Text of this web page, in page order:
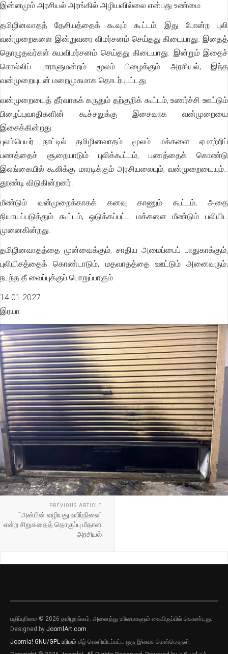
இன்னமும் அரசியல் அரங்கில் அழியவில்லை என்பது உண்மை.
தமிழினவாதத் தேசியத்தைக் கூவும் கூட்டம், இது போன்ற புலி
வன்முறைகளை இன்றுவரை விமர்சனம் செய்தது கிடையாது. இதைத்
தொழுதவர்கள் சுயவிமர்சனம் செய்தது கிடையாது. இன்றும் இதைச்
சொல்லிப் பாராளுமன்றம் மூலம் பிழைக்கும் அரசியல், இந்த
வன்முறையுடன் மறைமுகமாக தொடர்புபட்டது.
வன்முறையைத் தீர்வாகக் கருதும் தற்குறிக் கூட்டம், உணர்ச்சி ஊட்டும்
பிழைப்புவாதிகளின் கூச்சலுக்கு இசைவாக வன்முறையை
இசைக்கின்றது.
புலம்பெயர் நாட்டில் தமிழினவாதம் மூலம் மக்களை ஏமாற்றிப்
பணத்தைச் சூறையாடும் புலிக்கூட்டம், பணத்தைக் கொண்டு
இலங்கையில் கூலிக்கு மாரடிக்கும் அரசியலையும், வன்முறையையும்..
தூண்டி விடுகின்றனர்.
மீண்டும் வன்முறைக்காகக் கனவு காணும் கூட்டம், அதை
நியாயப்படுத்தும் கூட்டம், ஒடுக்கப்பட்ட மக்களை மீண்டும் பலியிட
முனைகின்றது.
தமிழினவாதத்தை முன்வைக்கும், சாதிய அமைப்பைப் பாதுகாக்கும்,
புலியிசத்தைக் கொண்டாடும், மதவாதத்தை ஊட்டும் அனைவரும்,
நடந்த தீ வைப்புக்குப் பொறுப்பாகும்.
14.01.2027
இரயா
PREVIOUS ARTICLE
"அன்பின் வழியது உயிர்நிலை"
என்ற சிறுகதைத் தொகுப்பு மீதான
அரசியல்
பதிப்புரிமை © 2026 தமிழரங்கம். அனைத்து உரிமைகளும் கையிருப்பில் கொண்டது.
Designed by JoomlArt.com.
Joomla! GNU/GPL உரிமம் கீழ் வெளியிடப்பட்ட ஒரு இலவச மென்பொருள்.